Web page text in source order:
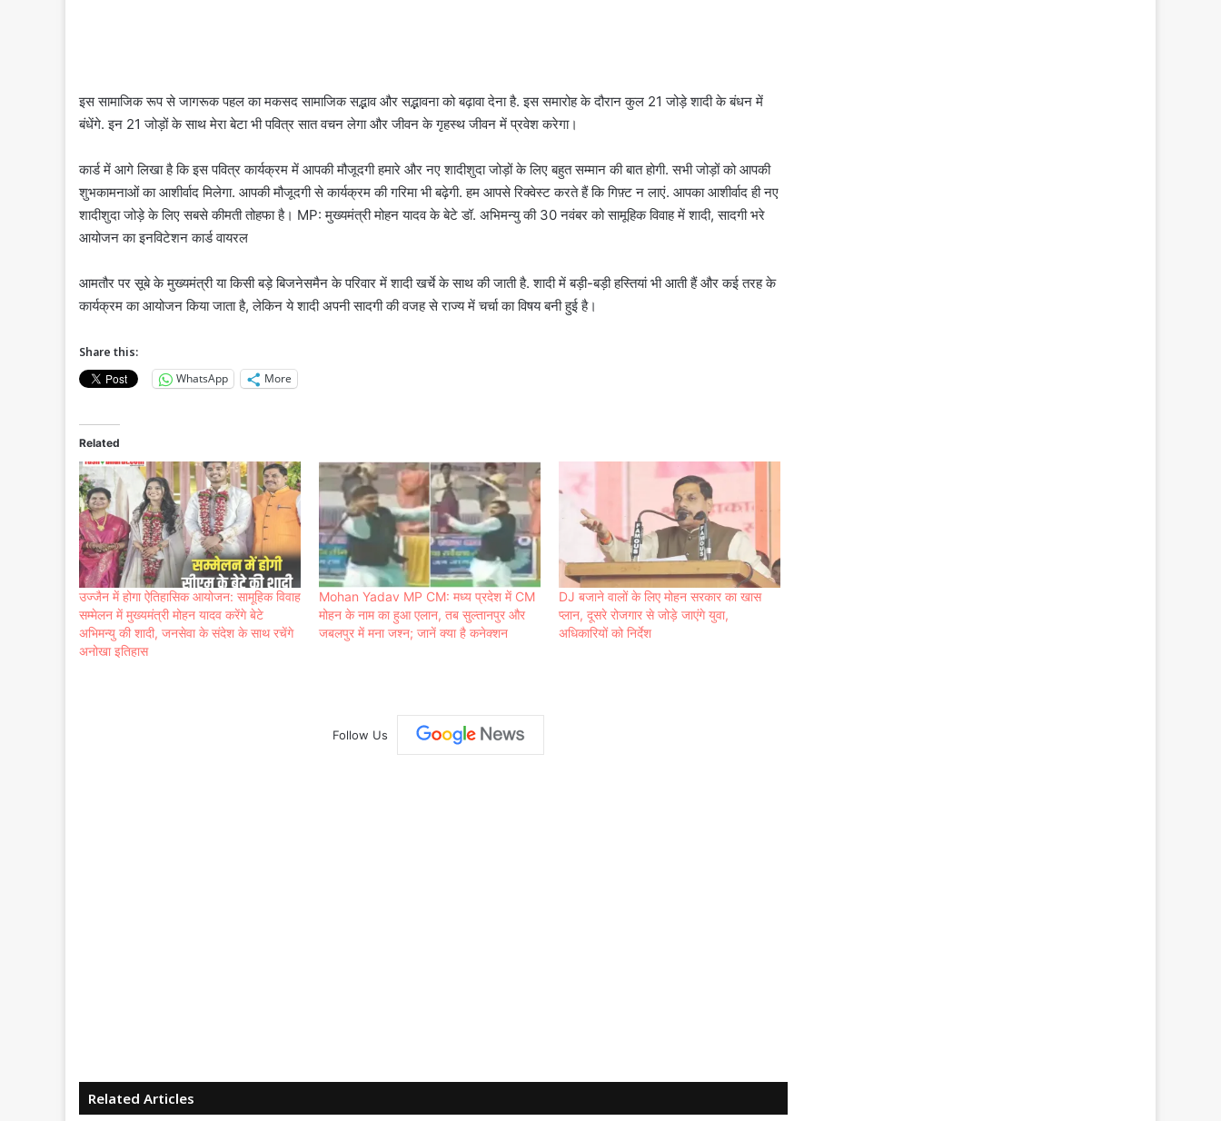
इस सामाजिक रूप से जागरूक पहल का मकसद सामाजिक सद्भाव और सद्भावना को बढ़ावा देना है. इस समारोह के दौरान कुल 21 जोड़े शादी के बंधन में
बंधेंगे. इन 21 जोड़ों के साथ मेरा बेटा भी पवित्र सात वचन लेगा और जीवन के गृहस्थ जीवन में प्रवेश करेगा।
कार्ड में आगे लिखा है कि इस पवित्र कार्यक्रम में आपकी मौजूदगी हमारे और नए शादीशुदा जोड़ों के लिए बहुत सम्मान की बात होगी. सभी जोड़ों को आपकी
शुभकामनाओं का आशीर्वाद मिलेगा. आपकी मौजूदगी से कार्यक्रम की गरिमा भी बढ़ेगी. हम आपसे रिक्वेस्ट करते हैं कि गिफ़्ट न लाएं. आपका आशीर्वाद ही नए
शादीशुदा जोड़े के लिए सबसे कीमती तोहफा है। MP: मुख्यमंत्री मोहन यादव के बेटे डॉ. अभिमन्यु की 30 नवंबर को सामूहिक विवाह में शादी, सादगी भरे
आयोजन का इनविटेशन कार्ड वायरल
आमतौर पर सूबे के मुख्यमंत्री या किसी बड़े बिजनेसमैन के परिवार में शादी खर्चे के साथ की जाती है. शादी में बड़ी-बड़ी हस्तियां भी आती हैं और कई तरह के
कार्यक्रम का आयोजन किया जाता है, लेकिन ये शादी अपनी सादगी की वजह से राज्य में चर्चा का विषय बनी हुई है।
Share this:
WhatsApp
More
Related
उज्जैन में होगा ऐतिहासिक आयोजन: सामूहिक विवाह
सम्मेलन में मुख्यमंत्री मोहन यादव करेंगे बेटे
अभिमन्यु की शादी, जनसेवा के संदेश के साथ रचेंगे
अनोखा इतिहास
Mohan Yadav MP CM: मध्य प्रदेश में CM
मोहन के नाम का हुआ एलान, तब सुल्‍तानपुर और
जबलपुर में मना जश्न; जानें क्या है कनेक्शन
DJ बजाने वालों के लिए मोहन सरकार का खास
प्‍लान, दूसरे रोजगार से जोड़े जाएंगे युवा,
अधिकारियों को निर्देश
Follow Us
Related Articles